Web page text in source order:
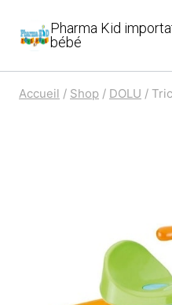
Pharma Kid
bébé
Accueil / Shop / DOLU /